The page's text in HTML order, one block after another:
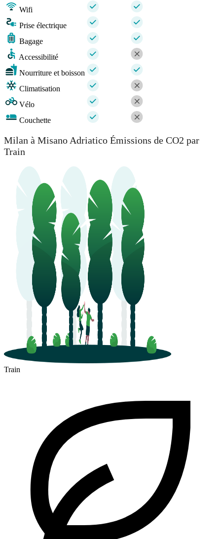
Wifi
Prise électrique
Bagage
Accessibilité
Nourriture et boisson
Climatisation
Vélo
Couchette
Milan à Misano Adriatico Émissions de CO2 par
Train
Train